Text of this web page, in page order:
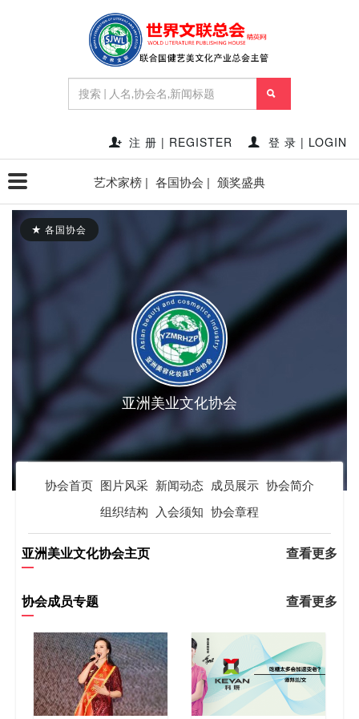
注 册 | REGISTER 登 录 | LOGIN
艺术家榜 | 各国协会 | 颁奖盛典
各国协会
亚洲美业文化协会
协会首页 图片风采 新闻动态 成员展示 协会简介
组织结构
入会须知 协会章程
亚洲美业文化协会主页 查看更多
协会成员专题 查看更多